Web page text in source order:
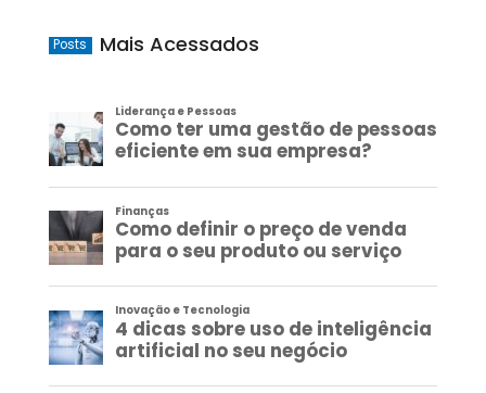
Posts Mais Acessados